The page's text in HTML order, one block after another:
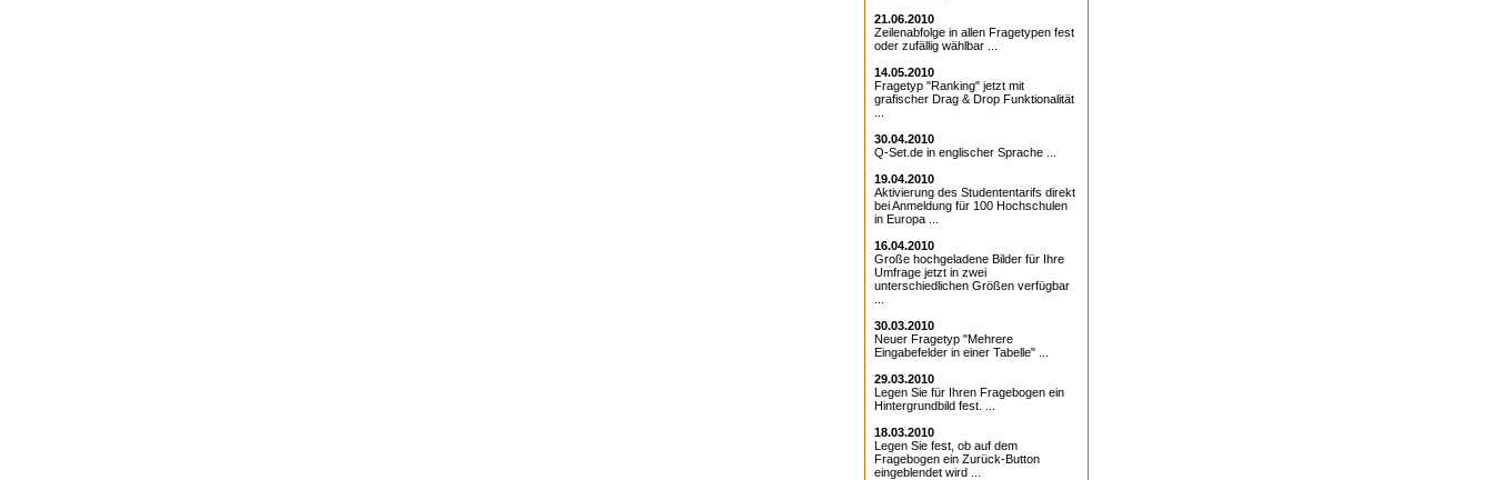
21.06.2010
Zeilenabfolge in allen Fragetypen fest
oder zufällig wählbar ...
14.05.2010
Fragetyp "Ranking" jetzt mit
grafischer Drag & Drop Funktionalität
30.04.2010
Q-Set.de in englischer Sprache ...
19.04.2010
Aktivierung des Studententarifs direkt
bei Anmeldung für 100 Hochschulen
in Europa ...
16.04.2010
Große hochgeladene Bilder für Ihre
Umfrage jetzt in zwei
unterschiedlichen Größen verfügbar
30.03.2010
Neuer Fragetyp "Mehrere
Eingabefelder in einer Tabelle" ...
29.03.2010
Legen Sie für Ihren Fragebogen ein
Hintergrundbild fest. ...
18.03.2010
Legen Sie fest, ob auf dem
Fragebogen ein Zurück-Button
eingeblendet wird ...